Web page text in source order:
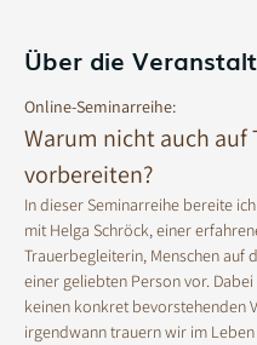
Über die
Online-Seminarreihe:
Warum nicht auch auf
vorbereiten?
In dieser Seminarreihe bereite
mit Helga Schröck, einer
Trauerbegleiterin, Menschen auf
einer geliebten Person vor.
keinen konkret bevorstehenden
irgendwann trauern wir im Leben